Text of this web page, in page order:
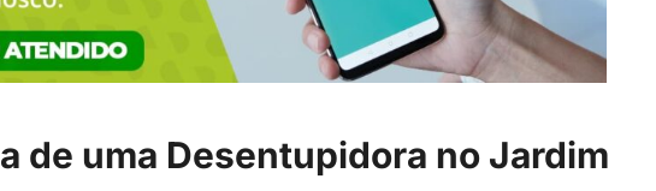
de uma Desentupidora no Jardim